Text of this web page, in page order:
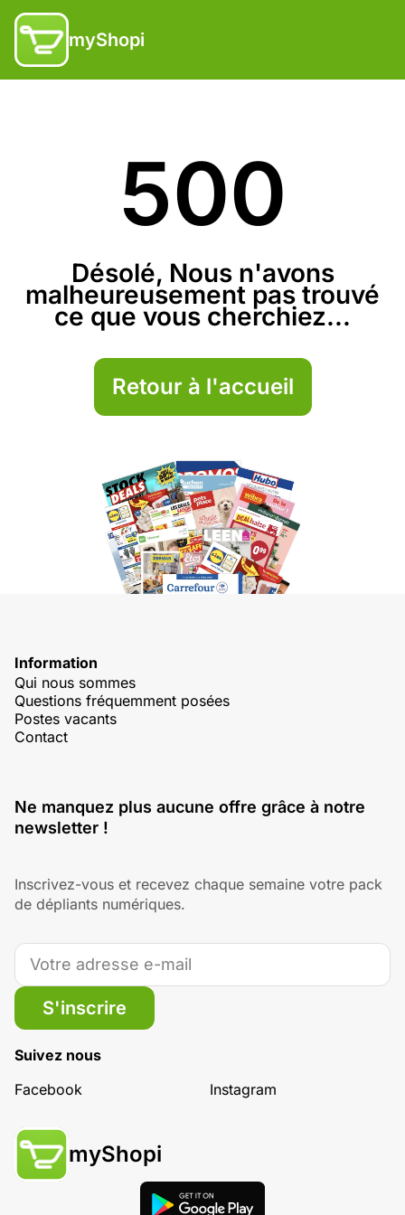
myShopi
500
Désolé, Nous n'avons
malheureusement pas trouvé
ce que vous cherchiez...
Retour à l'accueil
Information
Qui nous sommes
Questions fréquemment posées
Postes vacants
Contact
Ne manquez plus aucune offre grâce à notre
newsletter !
Inscrivez-vous et recevez chaque semaine votre pack
de dépliants numériques.
S'inscrire
Suivez nous
Facebook
Instagram
myShopi